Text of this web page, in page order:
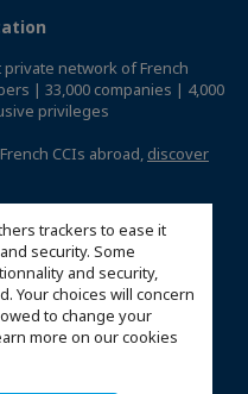
trackers to ease it
security. Some
and security,
Your choices will concern
to change your
more on our cookies
network of French
| 33,000 companies | 4,000
privileges
CCIs abroad, discover